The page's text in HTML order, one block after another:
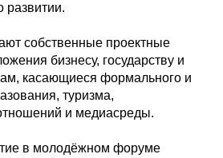
развитии.
собственные проектные
бизнесу, государству и
касающиеся формального и
туризма,
и медиасреды.
в молодёжном форуме